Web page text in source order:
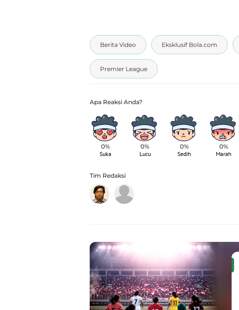
Berita Video Eksklusif Bola.com
Premier League
0%
Suka
0%
Lucu
0%
Sedih
0%
Marah
Tim Redaksi